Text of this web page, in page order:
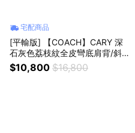
宅配商品
[平輸版] 【COACH】CARY 深
石灰色荔枝紋全皮彎底肩背/斜背
包 真品平輸
$10,800 $16,800